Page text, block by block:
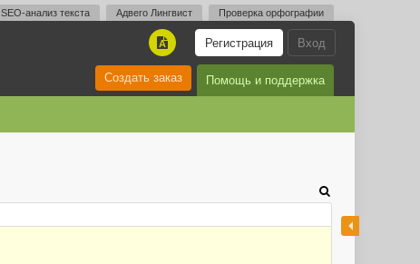
SEO-анализ текста Адвего Лингвист Проверка орфографии
Вход
Регистрация
A
Помощь и поддержка
Создать заказ